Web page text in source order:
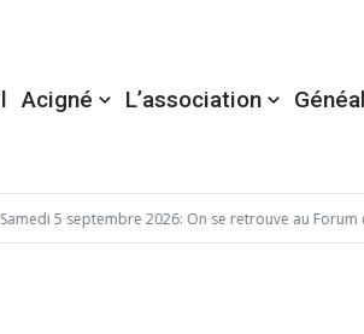
Acigné L’association
5 septembre 2026: On se retrouve au Forum